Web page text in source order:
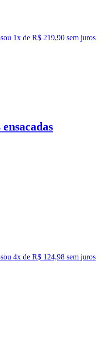
ou 1x de R$ 219,90 sem juros
ou 4x de R$ 124,98 sem juros